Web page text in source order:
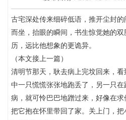
古宅深处传来细碎低语，推开尘封
而坐，抬眼的瞬间，书生惊觉她的
历，远比他想象的更诡异。
（本文接上一篇）
清明节那天，耿去病上完坟回来，
中一只慌慌张张地跑丢了，另一只
病，就可怜巴巴地蹭过来，好像在求
把它抱在怀里带回了家。关上门，